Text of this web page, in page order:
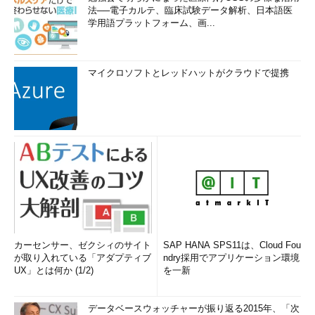
法──電子カルテ、臨床試験データ解析、日本語医
学用語プラットフォーム、画...
マイクロソフトとレッドハットがクラウドで提携
カーセンサー、ゼクシィのサイト
が取り入れている「アダプティブ
UX」とは何か (1/2)
SAP HANA SPS11は、Cloud Fou
ndry採用でアプリケーション環境
を一新
データベースウォッチャーが振り返る2015年、「次